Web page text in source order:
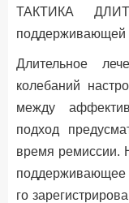
ТАКТИКА
поддерживающей
Длительное
колебаний
между
подход
время ремиссии.
поддерживающее
го